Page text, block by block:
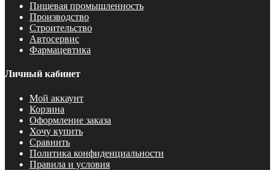
Пищевая промышленность
Производство
Строительство
Автосервис
Фармацевтика
Личный кабинет
Мой аккаунт
Корзина
Оформление заказа
Хочу купить
Сравнить
Политика конфиденциальности
Правила и условия